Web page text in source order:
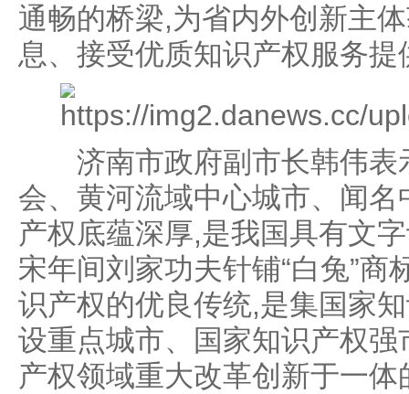
通畅的桥梁,为省内外创新主
息、接受优质知识产权服务
济南市政府副市长韩伟表
会、黄河流域中心城市、闻名
产权底蕴深厚,是我国具有文
宋年间刘家功夫针铺“白兔”商
识产权的优良传统,是集国家
设重点城市、国家知识产权
产权领域重大改革创新于一